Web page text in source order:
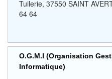
Tuilerie, 37550 SAINT
64 64
O.G.M.I (Organisation
Informatique)